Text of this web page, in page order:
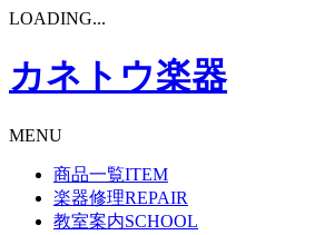
LOADING...
カネトウ楽器
MENU
商品一覧ITEM
楽器修理REPAIR
教室案内SCHOOL